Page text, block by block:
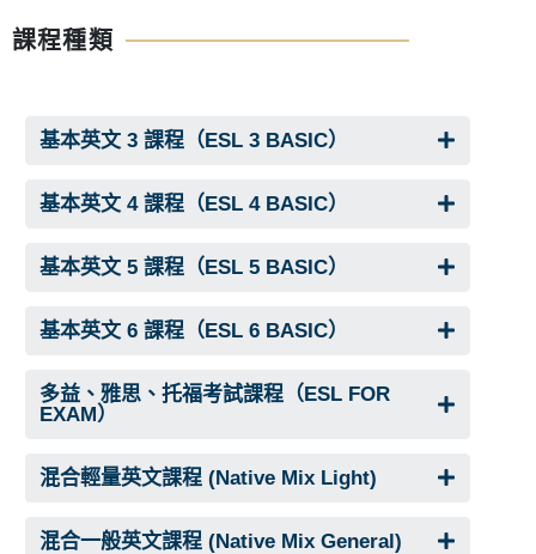
課程種類
基本英文 3 課程（ESL 3 BASIC）
基本英文 4 課程（ESL 4 BASIC）
基本英文 5 課程（ESL 5 BASIC）
基本英文 6 課程（ESL 6 BASIC）
多益、雅思、托福考試課程（ESL FOR
EXAM）
混合輕量英文課程 (Native Mix Light)
混合一般英文課程 (Native Mix General)